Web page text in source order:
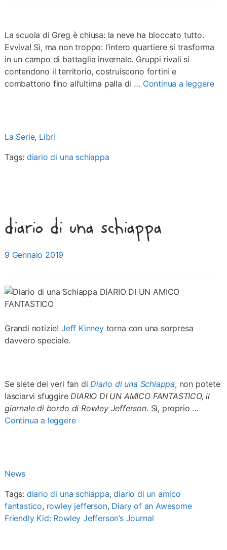
La scuola di Greg è chiusa: la neve ha bloccato tutto.
Evviva! Sì, ma non troppo: l’intero quartiere si trasforma
in un campo di battaglia invernale. Gruppi rivali si
contendono il territorio, costruiscono fortini e
combattono fino all’ultima palla di … Continua a leggere
La Serie, Libri
Tags: diario di una schiappa
diario di una schiappa
Posted on
9 Gennaio 2019
Grandi notizie! Jeff Kinneytorna con una sorpresa
davvero speciale.
Se siete dei veri fan diDiario di una Schiappa, non potete
lasciarvi sfuggireDIARIO DI UN AMICO FANTASTICO, il
giornale di bordo di Rowley Jefferson. Sì, proprio …
Continua a leggere
News
Tags: diario di una schiappa,diario di un amico
fantastico, rowley jefferson, Diary of an Awesome
Friendly Kid: Rowley Jefferson’s Journal